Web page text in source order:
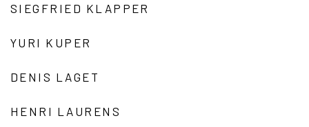
SIEGFRIED KLAPPER
YURI KUPER
DENIS LAGET
HENRI LAURENS